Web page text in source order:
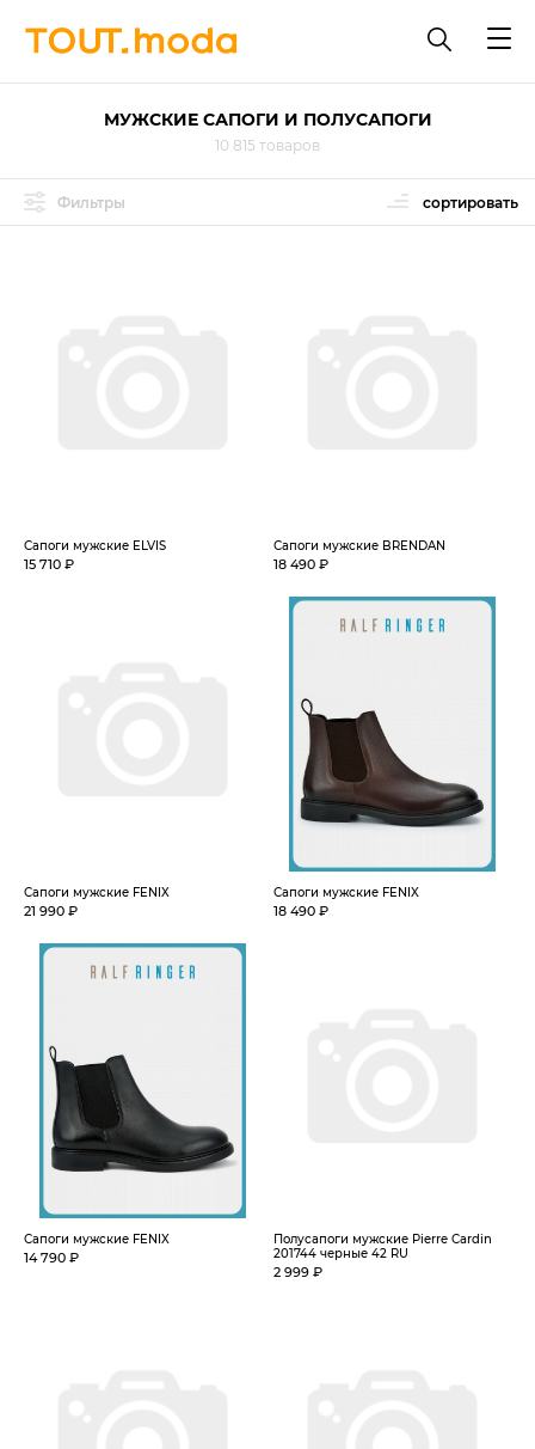
МУЖСКИЕ САПОГИ И ПОЛУСАПОГИ
10 815 товаров
Фильтры сортировать
Сапоги мужские ELVIS
15 710 ₽
Сапоги мужские BRENDAN
18 490 ₽
Сапоги мужские FENIX
21 990 ₽
Сапоги мужские FENIX
18 490 ₽
Сапоги мужские FENIX
14 790 ₽
Полусапоги мужские Pierre Cardin
201744 черные 42 RU
2 999 ₽